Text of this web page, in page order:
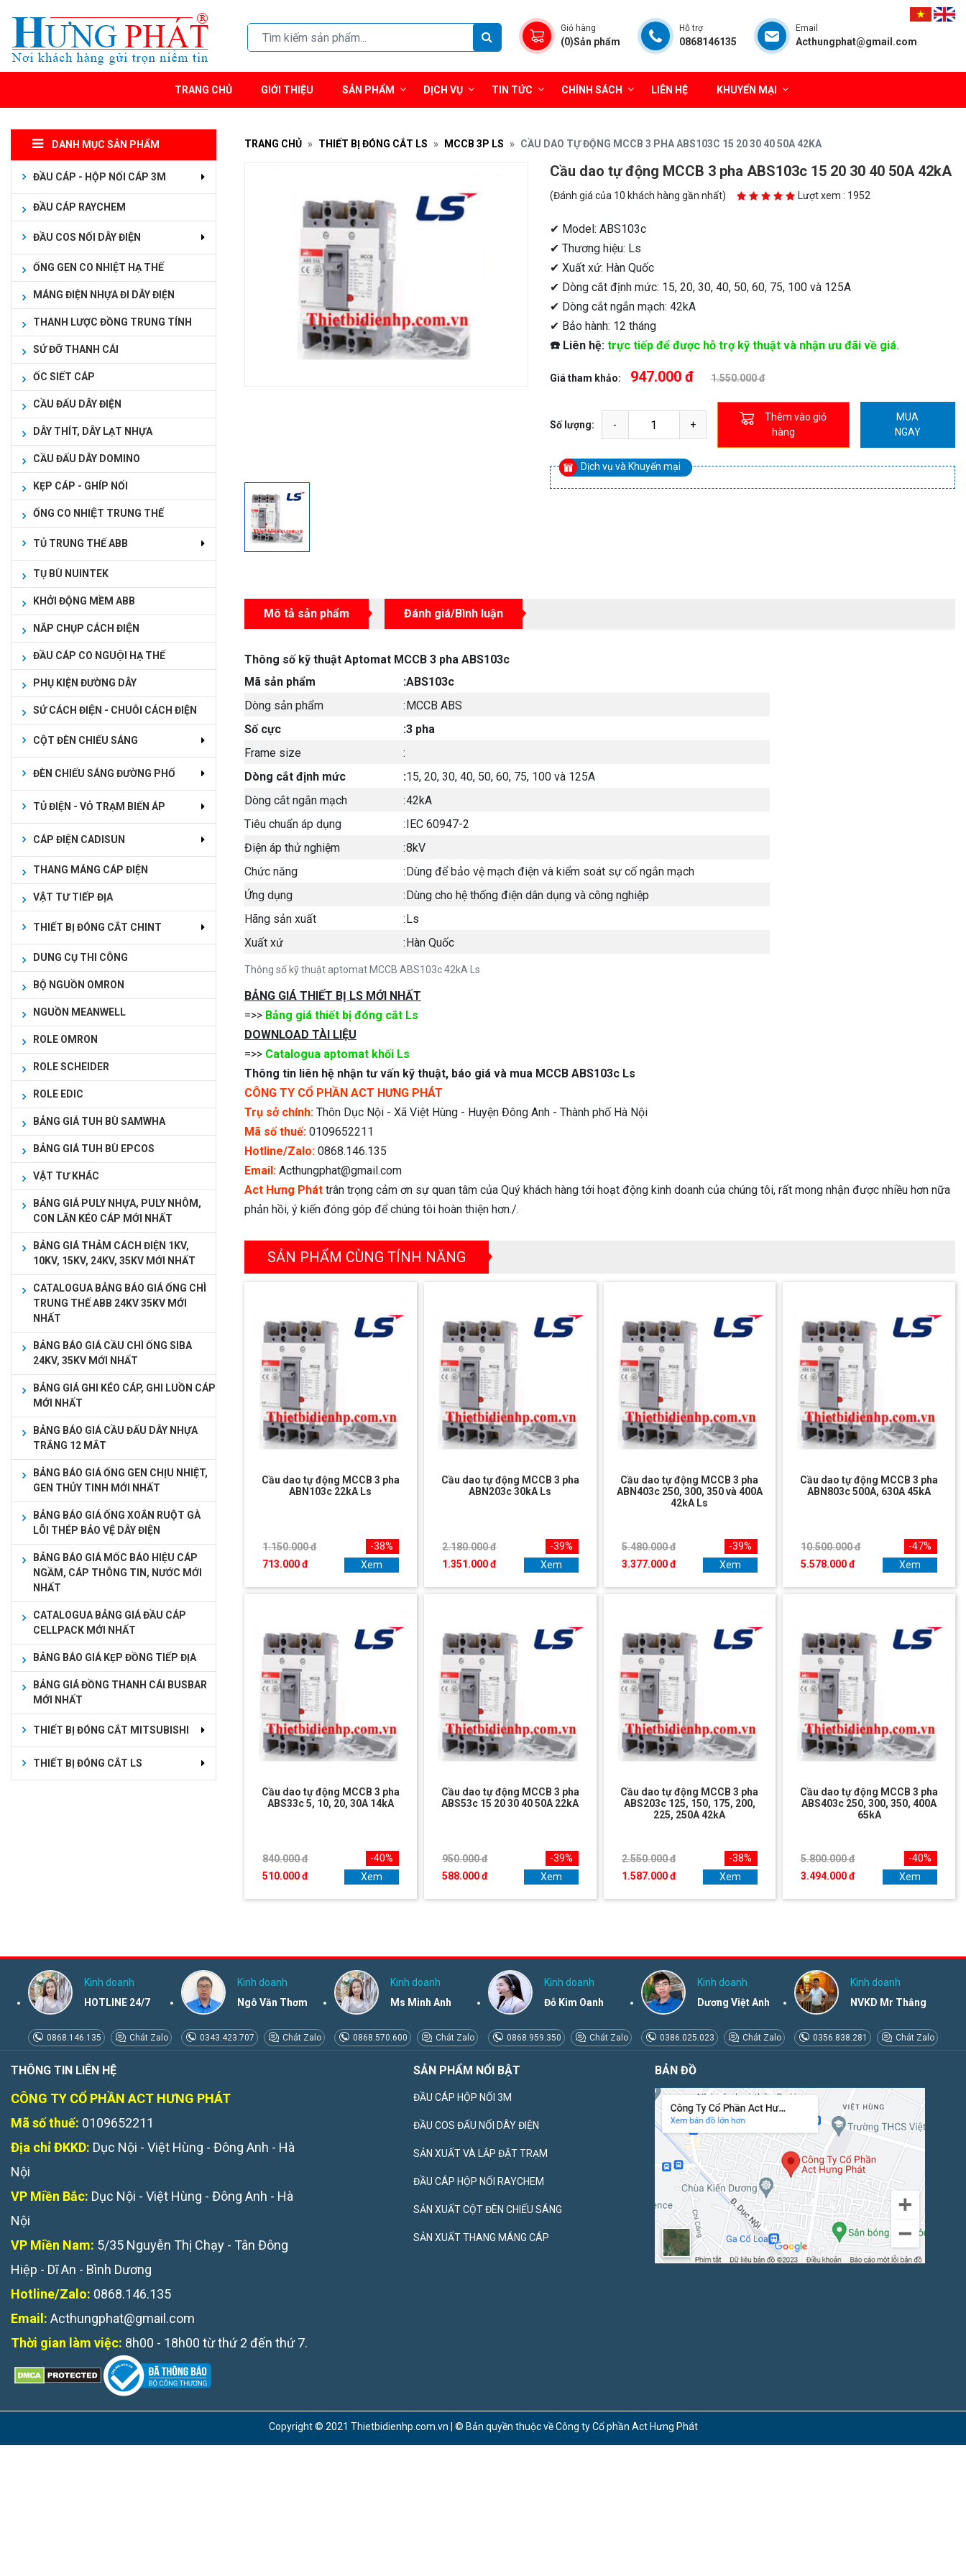
Giỏ hàng
(0)Sản phẩm
Hỗ trợ
0868146135
Email
Acthungphat@gmail.com
TRANG CHỦ GIỚI THIỆU SẢN PHẨM DỊCH VỤ TIN TỨC CHÍNH SÁCH LIÊN HỆ KHUYẾN MẠI
DANH MỤC SẢN PHẨM
ĐẦU CÁP - HỘP NỐI CÁP 3M
ĐẦU CÁP RAYCHEM
ĐẦU COS NỐI DÂY ĐIỆN
ỐNG GEN CO NHIỆT HẠ THẾ
MÁNG ĐIỆN NHỰA ĐI DÂY ĐIỆN
THANH LƯỢC ĐỒNG TRUNG TÍNH
SỨ ĐỠ THANH CÁI
ỐC SIẾT CÁP
CẦU ĐẤU DÂY ĐIỆN
DÂY THÍT, DÂY LẠT NHỰA
CẦU ĐẤU DÂY DOMINO
KẸP CÁP - GHÍP NỐI
ỐNG CO NHIỆT TRUNG THẾ
TỦ TRUNG THẾ ABB
TỤ BÙ NUINTEK
KHỞI ĐỘNG MỀM ABB
NẮP CHỤP CÁCH ĐIỆN
ĐẦU CÁP CO NGUỘI HẠ THẾ
PHỤ KIỆN ĐƯỜNG DÂY
SỨ CÁCH ĐIỆN - CHUỖI CÁCH ĐIỆN
CỘT ĐÈN CHIẾU SÁNG
ĐÈN CHIẾU SÁNG ĐƯỜNG PHỐ
TỦ ĐIỆN - VỎ TRẠM BIẾN ÁP
CÁP ĐIỆN CADISUN
THANG MÁNG CÁP ĐIỆN
VẬT TƯ TIẾP ĐỊA
THIẾT BỊ ĐÓNG CẮT CHINT
DUNG CỤ THI CÔNG
BỘ NGUỒN OMRON
NGUỒN MEANWELL
ROLE OMRON
ROLE SCHEIDER
ROLE EDIC
BẢNG GIÁ TUH BÙ SAMWHA
BẢNG GIÁ TUH BÙ EPCOS
VẬT TƯ KHÁC
BẢNG GIÁ PULY NHỰA, PULY NHÔM,
CON LĂN KÉO CÁP MỚI NHẤT
BẢNG GIÁ THẢM CÁCH ĐIỆN 1KV,
10KV, 15KV, 24KV, 35KV MỚI NHẤT
CATALOGUA BẢNG BÁO GIÁ ỐNG CHÌ
TRUNG THẾ ABB 24KV 35KV MỚI
NHẤT
BẢNG BÁO GIÁ CẦU CHÌ ỐNG SIBA
24KV, 35KV MỚI NHẤT
BẢNG GIÁ GHI KÉO CÁP, GHI LUỒN CÁP
MỚI NHẤT
BẢNG BÁO GIÁ CẦU ĐẤU DÂY NHỰA
TRẮNG 12 MẮT
BẢNG BÁO GIÁ ỐNG GEN CHỊU NHIỆT,
GEN THỦY TINH MỚI NHẤT
BẢNG BÁO GIÁ ỐNG XOẮN RUỘT GÀ
LÕI THÉP BẢO VỆ DÂY ĐIỆN
BẢNG BÁO GIÁ MỐC BÁO HIỆU CÁP
NGẦM, CÁP THÔNG TIN, NƯỚC MỚI
NHẤT
CATALOGUA BẢNG GIÁ ĐẦU CÁP
CELLPACK MỚI NHẤT
BẢNG BÁO GIÁ KẸP ĐỒNG TIẾP ĐỊA
BẢNG GIÁ ĐỒNG THANH CÁI BUSBAR
MỚI NHẤT
THIẾT BỊ ĐÓNG CẮT MITSUBISHI
THIẾT BỊ ĐÓNG CẮT LS
TRANG CHỦ THIẾT BỊ ĐÓNG CẮT LS MCCB 3P LS CẦU DAO TỰ ĐỘNG MCCB 3 PHA ABS103C 15 20 30 40 50A 42KA
Cầu dao tự động MCCB 3 pha ABS103c 15 20 30 40 50A 42kA
(Đánh giá của 10 khách hàng gần nhất) Lượt xem : 1952
✔ Model: ABS103c
✔ Thương hiệu: Ls
✔ Xuất xứ: Hàn Quốc
✔ Dòng cắt định mức: 15, 20, 30, 40, 50, 60, 75, 100 và 125A
✔ Dòng cắt ngắn mạch: 42kA
✔ Bảo hành: 12 tháng
☎️ Liên hệ: trực tiếp để được hỗ trợ kỹ thuật và nhận ưu đãi về giá.
Giá tham khảo: 947.000 đ 1.550.000 đ
Số lượng:
Thêm vào giỏ
hàng
MUA
NGAY
Dịch vụ và Khuyến mại
Mô tả sản phẩm Đánh giá/Bình luận
Thông số kỹ thuật Aptomat MCCB 3 pha ABS103c
Thông số kỹ thuật aptomat MCCB ABS103c 42kA Ls
Mã sản phẩm :ABS103c
Dòng sản phẩm
:MCCB ABS
Số cực
:3 pha
Frame size
:
Dòng cắt định mức
:15, 20, 30, 40, 50, 60, 75, 100 và 125A
Dòng cắt ngắn mạch
:42kA
Tiêu chuẩn áp dụng
:IEC 60947-2
Điện áp thử nghiệm
:8kV
Chức năng
:Dùng để bảo vệ mạch điện và kiểm soát sự cố ngắn mạch
Ứng dụng
:Dùng cho hệ thống điện dân dụng và công nghiệp
Hãng sản xuất
:Ls
Xuất xứ
:Hàn Quốc
BẢNG GIÁ THIẾT BỊ LS MỚI NHẤT
=>> Bảng giá thiết bị đóng cắt Ls
DOWNLOAD TÀI LIỆU
=>> Catalogua aptomat khối Ls
Thông tin liên hệ nhận tư vấn kỹ thuật, báo giá và mua MCCB ABS103c Ls
CÔNG TY CỔ PHẦN ACT HƯNG PHÁT
Trụ sở chính: Thôn Dục Nội - Xã Việt Hùng - Huyện Đông Anh - Thành phố Hà Nội
Mã số thuế: 0109652211
Hotline/Zalo: 0868.146.135
Email: Acthungphat@gmail.com
Act Hưng Phát trân trọng cảm ơn sự quan tâm của Quý khách hàng tới hoạt động kinh doanh của chúng tôi, rất mong nhận được nhiều hơn nữa
phản hồi, ý kiến đóng góp để chúng tôi hoàn thiện hơn./.
SẢN PHẨM CÙNG TÍNH NĂNG
Cầu dao tự động MCCB 3 pha
ABN103c 22kA Ls
1.150.000 đ
713.000 đ
-38%
Xem
Cầu dao tự động MCCB 3 pha
ABN203c 30kA Ls
2.180.000 đ
1.351.000 đ
-39%
Xem
Cầu dao tự động MCCB 3 pha
ABN403c 250, 300, 350 và 400A
42kA Ls
5.480.000 đ
3.377.000 đ
-39%
Xem
Cầu dao tự động MCCB 3 pha
ABN803c 500A, 630A 45kA
10.500.000 đ
5.578.000 đ
-47%
Xem
Cầu dao tự động MCCB 3 pha
ABS33c 5, 10, 20, 30A 14kA
840.000 đ
510.000 đ
-40%
Xem
Cầu dao tự động MCCB 3 pha
ABS53c 15 20 30 40 50A 22kA
950.000 đ
588.000 đ
-39%
Xem
Cầu dao tự động MCCB 3 pha
ABS203c 125, 150, 175, 200,
225, 250A 42kA
2.550.000 đ
1.587.000 đ
-38%
Xem
Cầu dao tự động MCCB 3 pha
ABS403c 250, 300, 350, 400A
65kA
5.800.000 đ
3.494.000 đ
-40%
Xem
Kinh doanh
HOTLINE 24/7
0868.146.135 Chát Zalo
Kinh doanh
Ngô Văn Thơm
0343.423.707 Chát Zalo
Kinh doanh
Ms Minh Anh
0868.570.600 Chát Zalo
Kinh doanh
Đỗ Kim Oanh
0868.959.350 Chát Zalo
Kinh doanh
Dương Việt Anh
0386.025.023 Chát Zalo
Kinh doanh
NVKD Mr Thắng
0356.838.281 Chát Zalo
THÔNG TIN LIÊN HỆ
CÔNG TY CỔ PHẦN ACT HƯNG PHÁT
Mã số thuế: 0109652211
Địa chỉ ĐKKD: Dục Nội - Việt Hùng - Đông Anh - Hà
Nội
VP Miền Bắc: Dục Nội - Việt Hùng - Đông Anh - Hà
Nội
VP Miền Nam: 5/35 Nguyễn Thị Chạy - Tân Đông
Hiệp - Dĩ An - Bình Dương
Hotline/Zalo: 0868.146.135
Email: Acthungphat@gmail.com
Thời gian làm việc: 8h00 - 18h00 từ thứ 2 đến thứ 7.
SẢN PHẨM NỔI BẬT
ĐẦU CÁP HỘP NỐI 3M
ĐẦU COS ĐẤU NỐI DÂY ĐIỆN
SẢN XUẤT VÀ LẮP ĐẶT TRẠM
ĐẦU CÁP HỘP NỐI RAYCHEM
SẢN XUẤT CỘT ĐÈN CHIẾU SÁNG
SẢN XUẤT THANG MÁNG CÁP
BẢN ĐỒ
Copyright © 2021 Thietbidienhp.com.vn | © Bản quyền thuộc về Công ty Cổ phần Act Hưng Phát